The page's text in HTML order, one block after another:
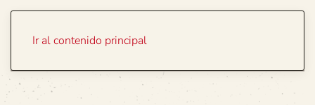
Ir al contenido principal